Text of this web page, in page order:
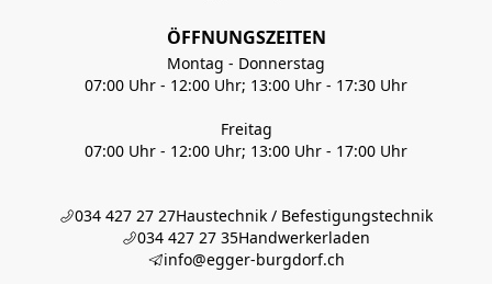
ÖFFNUNGSZEITEN
Montag - Donnerstag
07:00 Uhr - 12:00 Uhr; 13:00 Uhr - 17:30 Uhr
Freitag
07:00 Uhr - 12:00 Uhr; 13:00 Uhr - 17:00 Uhr
034 427 27 27Haustechnik / Befestigungstechnik
034 427 27 35Handwerkerladen
info@egger-burgdorf.ch